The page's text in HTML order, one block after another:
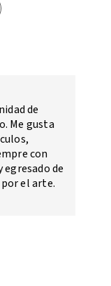
de
Me gusta
con
egresado de
por el arte.